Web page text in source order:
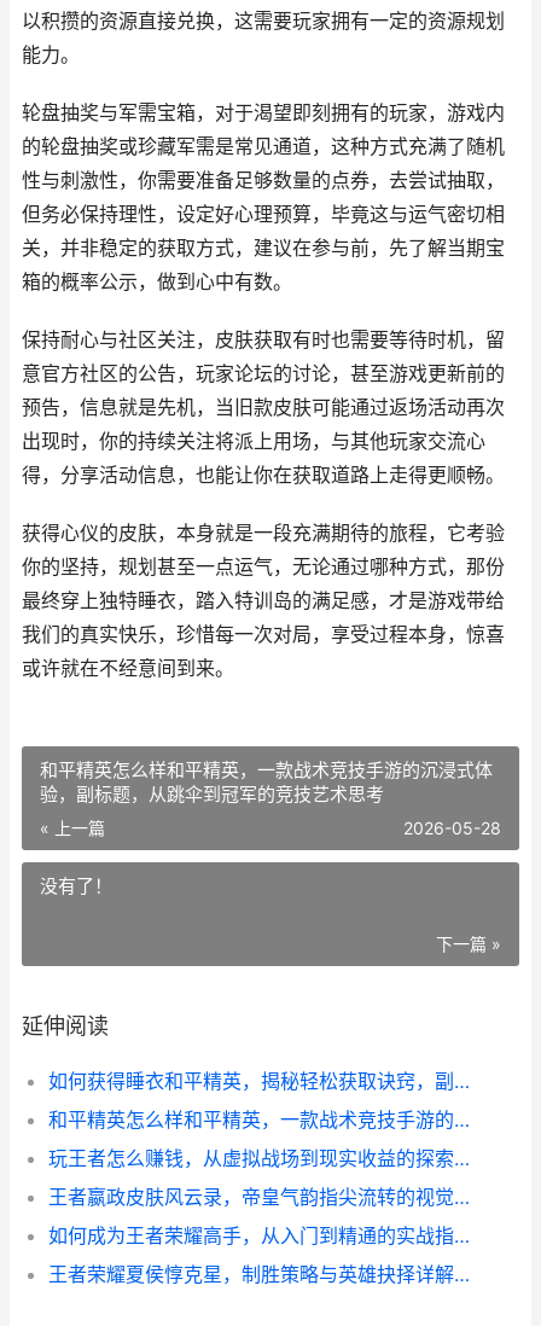
以积攒的资源直接兑换，这需要玩家拥有一定的资源规划
能力。
轮盘抽奖与军需宝箱，对于渴望即刻拥有的玩家，游戏内
的轮盘抽奖或珍藏军需是常见通道，这种方式充满了随机
性与刺激性，你需要准备足够数量的点券，去尝试抽取，
但务必保持理性，设定好心理预算，毕竟这与运气密切相
关，并非稳定的获取方式，建议在参与前，先了解当期宝
箱的概率公示，做到心中有数。
保持耐心与社区关注，皮肤获取有时也需要等待时机，留
意官方社区的公告，玩家论坛的讨论，甚至游戏更新前的
预告，信息就是先机，当旧款皮肤可能通过返场活动再次
出现时，你的持续关注将派上用场，与其他玩家交流心
得，分享活动信息，也能让你在获取道路上走得更顺畅。
获得心仪的皮肤，本身就是一段充满期待的旅程，它考验
你的坚持，规划甚至一点运气，无论通过哪种方式，那份
最终穿上独特睡衣，踏入特训岛的满足感，才是游戏带给
我们的真实快乐，珍惜每一次对局，享受过程本身，惊喜
或许就在不经意间到来。
和平精英怎么样和平精英，一款战术竞技手游的沉浸式体
验，副标题，从跳伞到冠军的竞技艺术思考
« 上一篇 2026-05-28
没有了！
下一篇 »
延伸阅读
如何获得睡衣和平精英，揭秘轻松获取诀窍，副标题，探索游戏皮肤的独特之旅
和平精英怎么样和平精英，一款战术竞技手游的沉浸式体验，副标题，从跳伞到冠军的竞技艺术思考
玩王者怎么赚钱，从虚拟战场到现实收益的探索之路
王者嬴政皮肤风云录，帝皇气韵指尖流转的视觉史诗
如何成为王者荣耀高手，从入门到精通的实战指南
王者荣耀夏侯惇克星，制胜策略与英雄抉择详解副标题，破盾斩铁以柔克刚之道